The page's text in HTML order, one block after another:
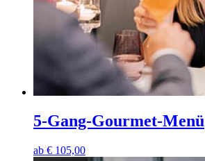
5-Gang-Gourmet-Menü
ab € 105,00